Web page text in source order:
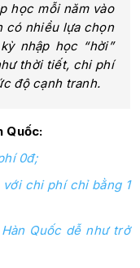
học mỗi năm vào
có nhiều lựa chọn
nhập học “hời”
thời tiết, chi phí
độ cạnh tranh.
Quốc:
0đ;
chi phí chỉ bằng 1
Quốc dễ như trở